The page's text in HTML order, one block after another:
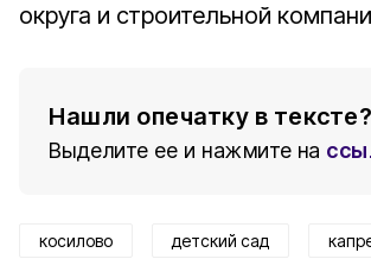
округа и строительной
Нашли опечатку в тексте?
Выделите ее и нажмите на
косилово детский сад